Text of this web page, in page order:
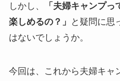
しかし、
「夫婦キャンプ
楽しめるの？」
と疑問に思
はないでしょうか。
今回は、これから夫婦キャ